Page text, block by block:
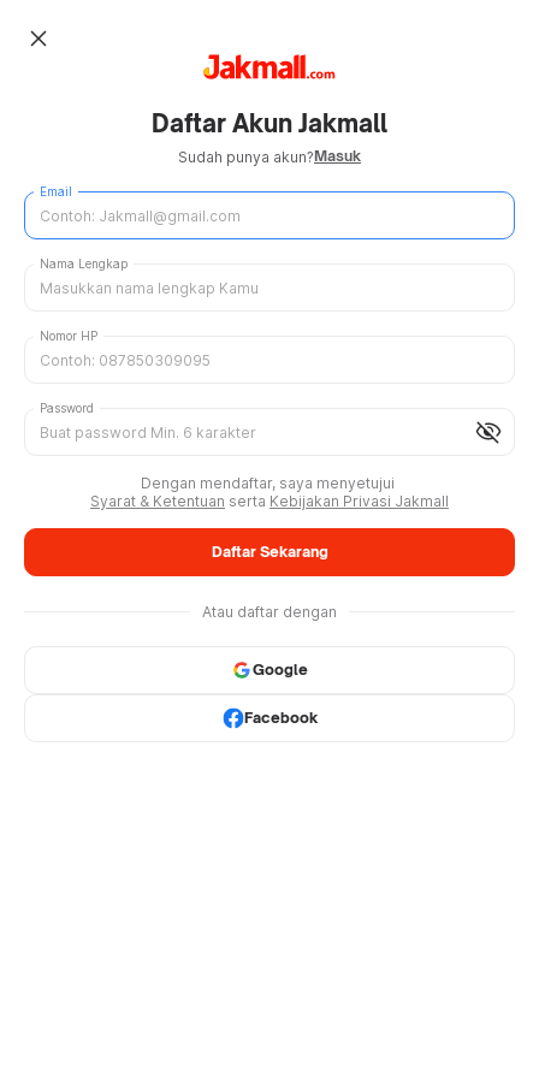
close
Daftar Akun Jakmall
Sudah punya akun?Masuk
Email
Nama Lengkap
Nomor HP
visibility_off
Password
Dengan mendaftar, saya menyetujui
Syarat & Ketentuan serta Kebijakan Privasi Jakmall
Daftar Sekarang
Atau daftar dengan
Google
Facebook